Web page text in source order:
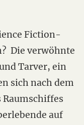
Fiction-
Die verwöhnte
Tarver, ein
sich nach dem
Raumschiffes
auf